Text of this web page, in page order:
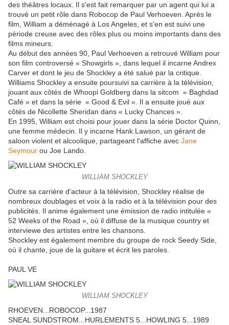
des théâtres locaux. Il s'est fait remarquer par un agent qui lui a
trouvé un petit rôle dans Robocop de Paul Verhoeven. Après le
film, William a déménagé à Los Angeles, et s'en est suivi une
période creuse avec des rôles plus ou moins importants dans des
films mineurs.
Au début des années 90, Paul Verhoeven a retrouvé William pour
son film controversé « Showgirls », dans lequel il incarne Andrex
Carver et dont le jeu de Shockley a été salué par la critique.
Williams Shockley a ensuite poursuivi sa carrière à la télévision,
jouant aux côtés de Whoopi Goldberg dans la sitcom « Baghdad
Café » et dans la série « Good & Evil ». Il a ensuite joué aux
côtés de Nicollette Sheridan dans « Lucky Chances ».
En 1995, William est choisi pour jouer dans la série Doctor Quinn,
une femme médecin. Il y incarne Hank Lawson, un gérant de
saloon violent et alcoolique, partageant l'affiche avec Jane
Seymour ou Joe Lando.
WILLIAM SHOCKLEY
Outre sa carrière d'acteur à la télévision, Shockley réalise de
nombreux doublages et voix à la radio et à la télévision pour des
publicités. Il anime également une émission de radio intitulée «
52 Weeks of the Road », où il diffuse de la musique country et
interviewe des artistes entre les chansons.
Shockley est également membre du groupe de rock Seedy Side,
où il chante, joue de la guitare et écrit les paroles.
PAUL VE
WILLIAM SHOCKLEY
RHOEVEN...ROBOCOP...1987
SNEAL SUNDSTROM...HURLEMENTS 5...HOWLING 5...1989